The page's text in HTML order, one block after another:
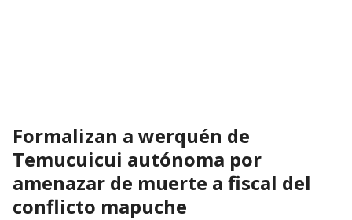
Formalizan a werquén de
Temucuicui autónoma por
amenazar de muerte a fiscal del
conflicto mapuche